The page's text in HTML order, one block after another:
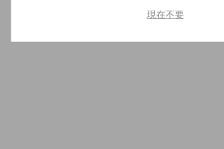
現在不要